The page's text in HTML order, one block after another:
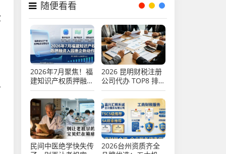
随便看看
2026年7月聚焦！福
建知识产权质押融资
入园惠企新动作
2026 昆明财税注册
公司代办 TOP8 排
行，代理记账口碑优
选推荐
民间中医绝学快失传
2026台州资质齐全